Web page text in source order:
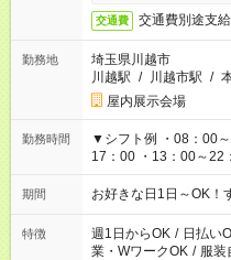
交通費 交通費別途支
勤務地
埼玉県川越市
川越駅 / 川越市駅 /
屋内展示会場
勤務時間
▼シフト例 ・08：00
17：00 ・13：00～22：00 ・
仕事により勤務時間が
期間 お好きな日1日～OK
特徴 週1日からOK / 日払い
業・WワークOK / 服装